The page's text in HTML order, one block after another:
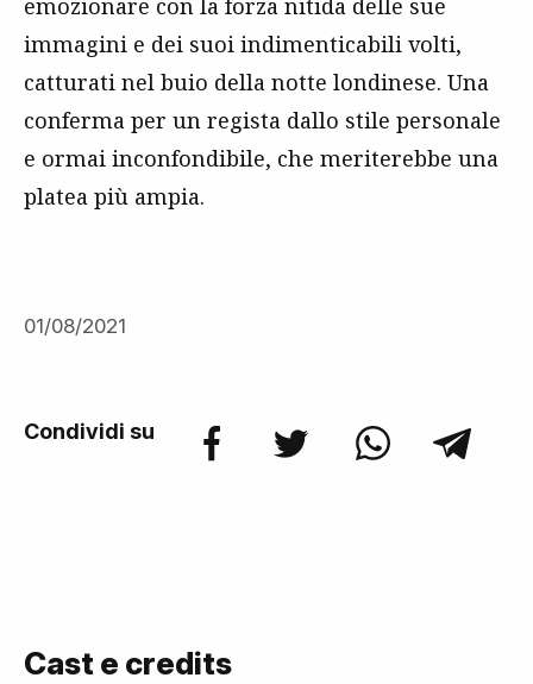
emozionare con la forza nitida delle sue
immagini e dei suoi indimenticabili volti,
catturati nel buio della notte londinese. Una
conferma per un regista dallo stile personale
e ormai inconfondibile, che meriterebbe una
platea più ampia.
01/08/2021
Condividi su
Cast e credits